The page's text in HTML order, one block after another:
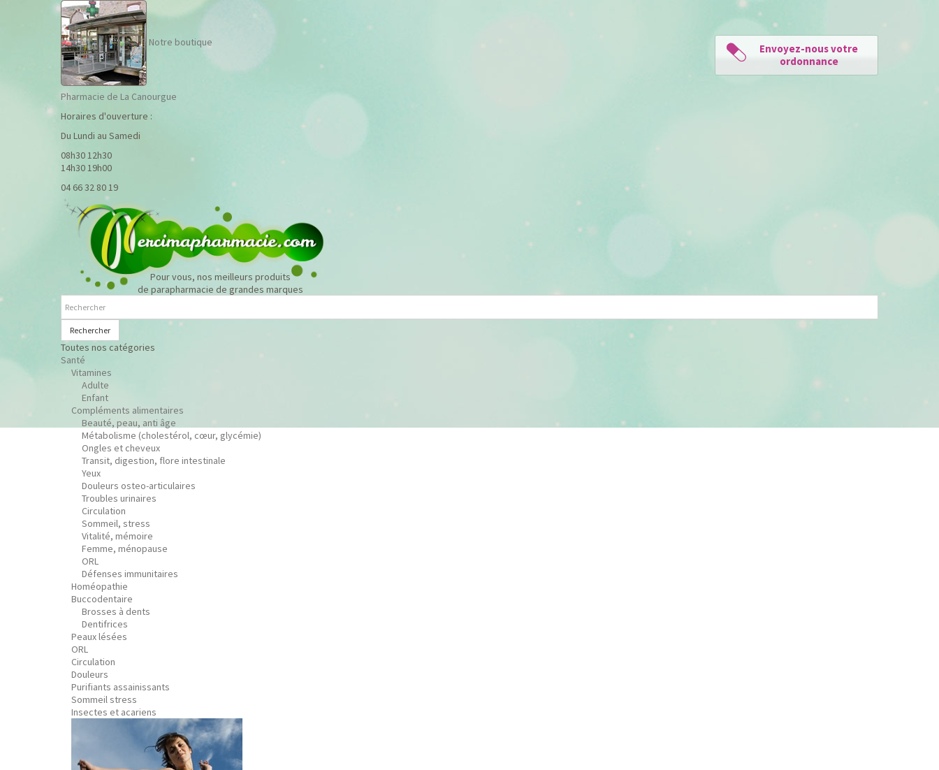
Notre boutique
Pharmacie de La Canourgue
Horaires d'ouverture :
Du Lundi au Samedi
08h30 12h30
14h30 19h00
04 66 32 80 19
Pour vous, nos meilleurs produits
de parapharmacie de grandes marques
Rechercher
Toutes nos catégories
Santé
Vitamines
Adulte
Enfant
Compléments alimentaires
Beauté, peau, anti âge
Métabolisme (cholestérol, cœur, glycémie)
Ongles et cheveux
Transit, digestion, flore intestinale
Yeux
Douleurs osteo-articulaires
Troubles urinaires
Circulation
Sommeil, stress
Vitalité, mémoire
Femme, ménopause
ORL
Défenses immunitaires
Homéopathie
Buccodentaire
Brosses à dents
Dentifrices
Peaux lésées
ORL
Circulation
Douleurs
Purifiants assainissants
Sommeil stress
Insectes et acariens
Envoyez-nous votre
ordonnance